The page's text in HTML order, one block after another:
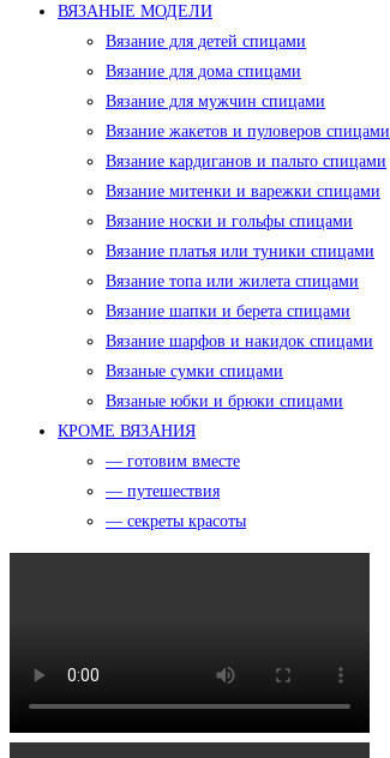
ВЯЗАНЫЕ МОДЕЛИ
Вязание для детей спицами
Вязание для дома спицами
Вязание для мужчин спицами
Вязание жакетов и пуловеров спицами
Вязание кардиганов и пальто спицами
Вязание митенки и варежки спицами
Вязание носки и гольфы спицами
Вязание платья или туники спицами
Вязание топа или жилета спицами
Вязание шапки и берета спицами
Вязание шарфов и накидок спицами
Вязаные сумки спицами
Вязаные юбки и брюки спицами
КРОМЕ ВЯЗАНИЯ
— готовим вместе
— путешествия
— секреты красоты